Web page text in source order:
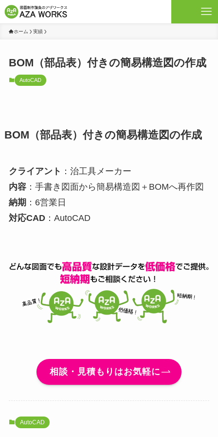
ホーム 実績
BOM（部品表）付きの簡易構造図の作成
AutoCAD
BOM（部品表）付きの簡易構造図の作成
クライアント ：治工具メーカー
内容：手書き図面から簡易構造図＋BOMへ再作図
納期 ：6営業日
対応CAD：AutoCAD
相談・見積もりはお気軽に
AutoCAD